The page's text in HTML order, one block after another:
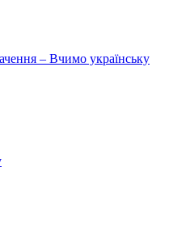
– Вчимо українську